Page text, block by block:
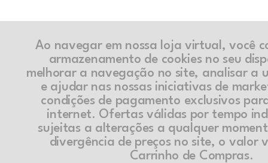
Ao navegar em nossa loja virtual, você
armazenamento de cookies no seu
melhorar a navegação no site, analisar a
e ajudar nas nossas iniciativas de
condições de pagamento exclusivos
internet. Ofertas válidas por tempo
sujeitas a alterações a qualquer
divergência de preços no site, o valor
Carrinho de Compras.